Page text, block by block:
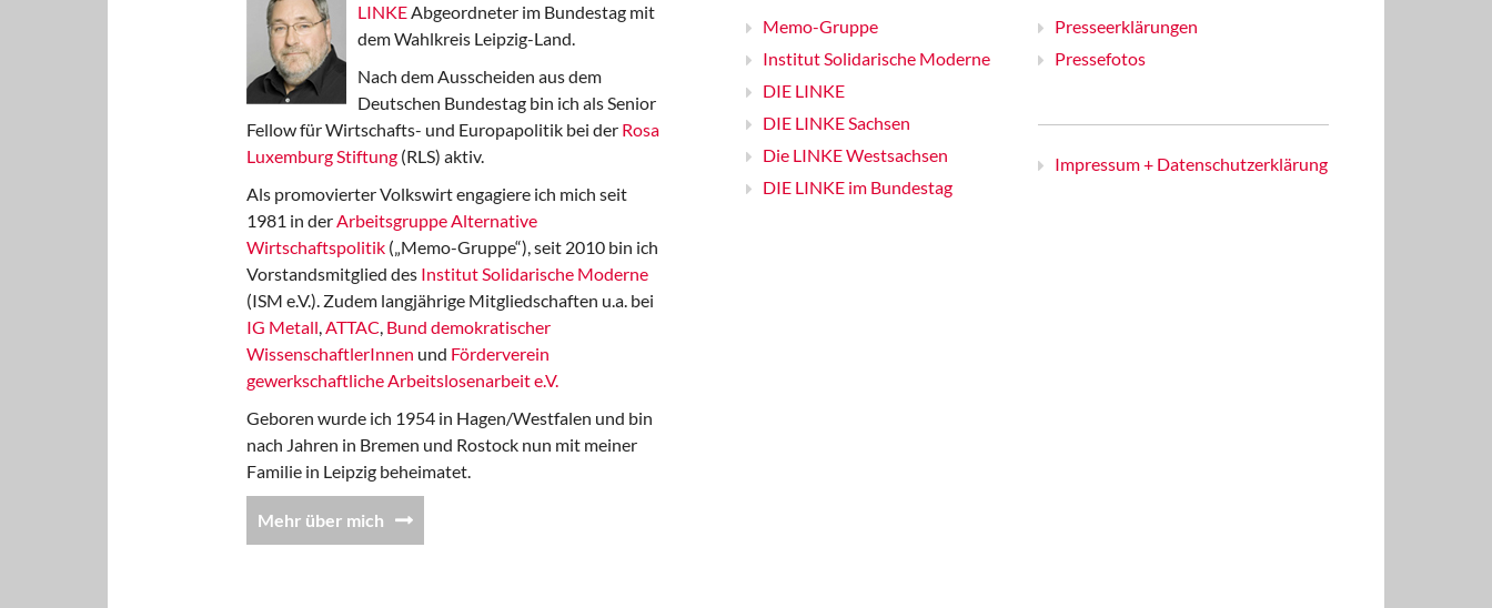
LINKEAbgeordneter im Bundestag mit
dem Wahlkreis Leipzig-Land.
Nach dem Ausscheiden aus dem
Deutschen Bundestag bin ich als Senior
Fellow für Wirtschafts- und Europapolitik bei der Rosa
Luxemburg Stiftung (RLS) aktiv.
Als promovierter Volkswirt engagiere ich mich seit
1981 in derArbeitsgruppe Alternative
Wirtschaftspolitik („Memo-Gruppe“), seit 2010 bin ich
Vorstandsmitglied des Institut Solidarische Moderne
(ISM e.V.). Zudem langjährige Mitgliedschaften u.a. bei
IG Metall,ATTAC, Bund demokratischer
WissenschaftlerInnen und Förderverein
gewerkschaftliche Arbeitslosenarbeit e.V.
Geboren wurde ich 1954 in Hagen/Westfalen und bin
nach Jahren in Bremen und Rostock nun mit meiner
Familie in Leipzig beheimatet.
Mehr über mich
Memo-Gruppe
Institut Solidarische Moderne
DIE LINKE
DIE LINKE Sachsen
Die LINKE Westsachsen
DIE LINKE im Bundestag
Presseerklärungen
Pressefotos
Impressum + Datenschutzerklärung